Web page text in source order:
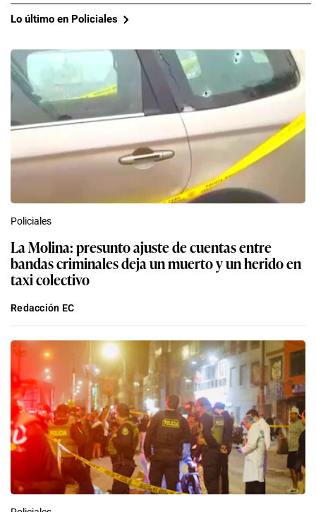
Lo último en Policiales
Policiales
La Molina: presunto ajuste de cuentas entre
bandas criminales deja un muerto y un herido en
taxi colectivo
Redacción EC